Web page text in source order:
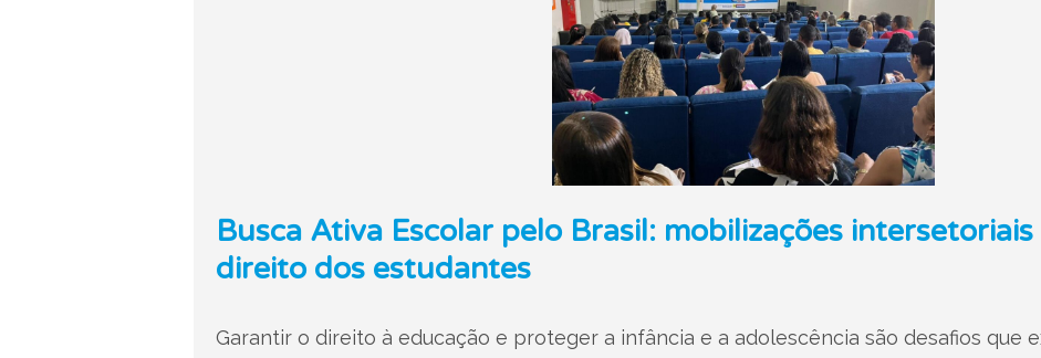
Busca Ativa Escolar pelo Brasil: mobilizações
direito dos estudantes
Garantir o direito à educação e proteger a infância e a adolescência são desafios que